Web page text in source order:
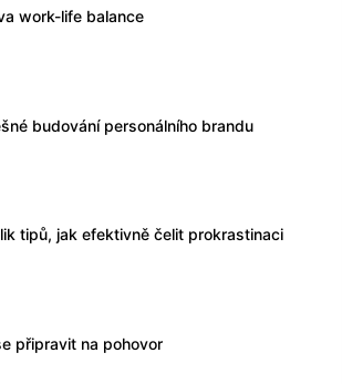
work-life balance
budování personálního brandu
tipů, jak efektivně čelit prokrastinaci
připravit na pohovor